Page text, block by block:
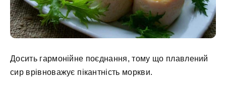
Досить гармонійне поєднання, тому що плавлений
сир врівноважує пікантність моркви.